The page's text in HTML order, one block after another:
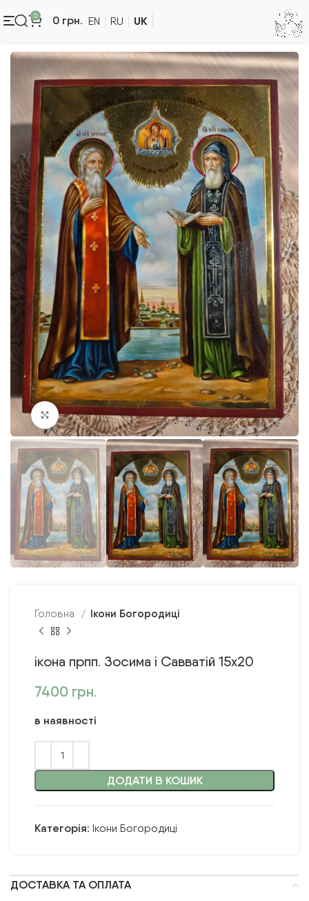
0 0 грн. EN RU UK
Клацніть, щоб збільшити
Головна Ікони Богородиці
ікона прпп. Зосима і Савватій 15х20
7400 грн.
в наявності
ДОДАТИ В КОШИК
Категорія: Ікони Богородиці
ДОСТАВКА ТА ОПЛАТА